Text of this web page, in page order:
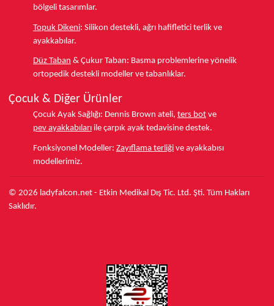
bölgeli tasarımlar.
Topuk Dikeni: Silikon destekli, ağrı hafifletici terlik ve
ayakkabılar.
Düz Taban & Çukur Taban: Basma problemlerine yönelik
ortopedik destekli modeller ve tabanlıklar.
Çocuk & Diğer Ürünler
Çocuk Ayak Sağlığı: Dennis Brown ateli, ters bot ve
pev ayakkabıları ile çarpık ayak tedavisine destek.
Fonksiyonel Modeller: Zayıflama terliği ve ayakkabısı
modellerimiz.
© 2026 ladyfalcon.net - Etkin Medikal Dış Tic. Ltd. Şti. Tüm Hakları
Saklıdır.